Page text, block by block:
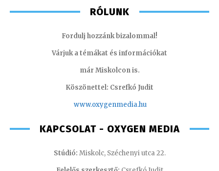
RÓLUNK
Fordulj hozzánk bizalommal!
Várjuk a témákat és információkat
már Miskolcon is.
Köszönettel: Csrefkó Judit
www.oxygenmedia.hu
KAPCSOLAT - OXYGEN MEDIA
Stúdió: Miskolc, Széchenyi utca 22.